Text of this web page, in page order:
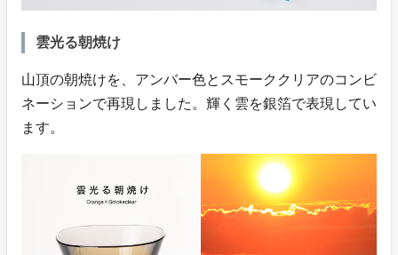
雲光る朝焼け
山頂の朝焼けを、アンバー色とスモーククリアのコンビ
ネーションで再現しました。輝く雲を銀箔で表現してい
ます。